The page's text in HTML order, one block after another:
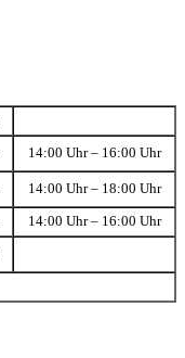
14:00 Uhr – 16:00 Uhr
14:00 Uhr – 18:00 Uhr
14:00 Uhr – 16:00 Uhr